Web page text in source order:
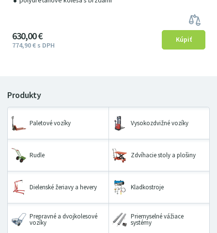
630 00€
774 90€ s DPH
Paletové vozíky Vysokozdvižné vozíky
Rudle Zdvíhacie stoly a plošiny
Dielenské žeriavy a hevery Kladkostroje
Prepravné a dvojkolesové
vozíky
Priemyselné vážiace
systémy